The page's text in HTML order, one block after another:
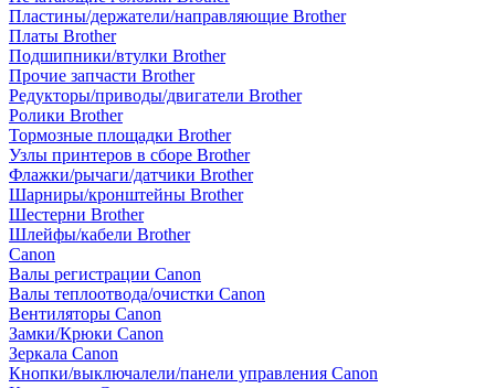
Пластины/держатели/направляющие Brother
Платы Brother
Подшипники/втулки Brother
Прочие запчасти Brother
Редукторы/приводы/двигатели Brother
Ролики Brother
Тормозные площадки Brother
Узлы принтеров в сборе Brother
Флажки/рычаги/датчики Brother
Шарниры/кронштейны Brother
Шестерни Brother
Шлейфы/кабели Brother
Canon
Валы регистрации Canon
Валы теплоотвода/очистки Canon
Вентиляторы Canon
Замки/Крюки Canon
Зеркала Canon
Кнопки/выключалели/панели управления Canon